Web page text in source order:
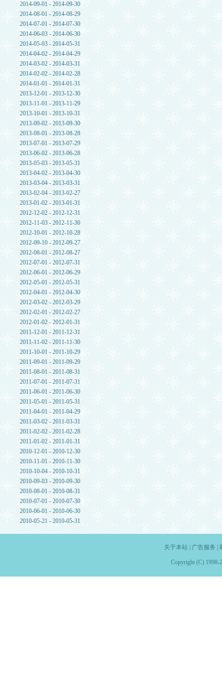
2014-09-01 - 2014-09-30
2014-08-01 - 2014-08-29
2014-07-01 - 2014-07-30
2014-06-03 - 2014-06-30
2014-05-03 - 2014-05-31
2014-04-02 - 2014-04-29
2014-03-02 - 2014-03-31
2014-02-02 - 2014-02-28
2014-01-01 - 2014-01-31
2013-12-01 - 2013-12-30
2013-11-01 - 2013-11-29
2013-10-01 - 2013-10-31
2013-09-02 - 2013-09-30
2013-08-01 - 2013-08-28
2013-07-01 - 2013-07-29
2013-06-02 - 2013-06-28
2013-05-03 - 2013-05-31
2013-04-02 - 2013-04-30
2013-03-04 - 2013-03-31
2013-02-04 - 2013-02-27
2013-01-02 - 2013-01-31
2012-12-02 - 2012-12-31
2012-11-03 - 2012-11-30
2012-10-01 - 2012-10-28
2012-09-10 - 2012-09-27
2012-08-01 - 2012-08-27
2012-07-01 - 2012-07-31
2012-06-01 - 2012-06-29
2012-05-01 - 2012-05-31
2012-04-01 - 2012-04-30
2012-03-02 - 2012-03-29
2012-02-01 - 2012-02-27
2012-01-02 - 2012-01-31
2011-12-01 - 2011-12-31
2011-11-02 - 2011-11-30
2011-10-01 - 2011-10-29
2011-09-01 - 2011-09-29
2011-08-01 - 2011-08-31
2011-07-01 - 2011-07-31
2011-06-01 - 2011-06-30
2011-05-01 - 2011-05-31
2011-04-01 - 2011-04-29
2011-03-02 - 2011-03-31
2011-02-02 - 2011-02-28
2011-01-02 - 2011-01-31
2010-12-01 - 2010-12-30
2010-11-01 - 2010-11-30
2010-10-04 - 2010-10-31
2010-09-03 - 2010-09-30
2010-08-01 - 2010-08-31
2010-07-01 - 2010-07-30
2010-06-01 - 2010-06-30
2010-05-21 - 2010-05-31
关于本站| 广告服务
Copyright (C) 1998-